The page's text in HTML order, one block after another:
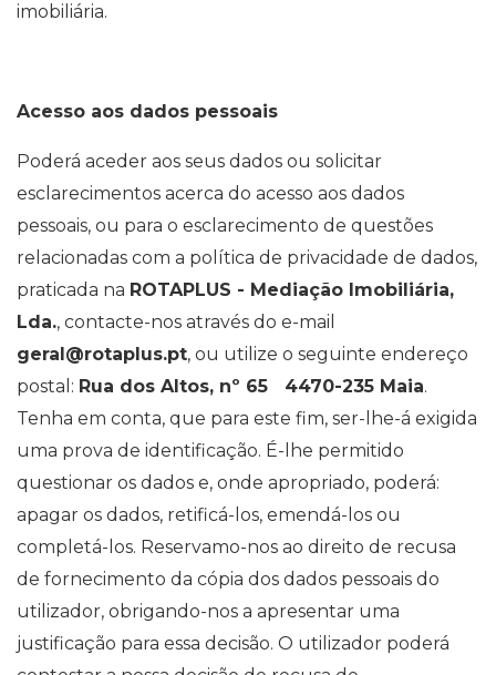
imobiliária.
Acesso aos dados pessoais
Poderá aceder aos seus dados ou solicitar
esclarecimentos acerca do acesso aos dados
pessoais, ou para o esclarecimento de questões
relacionadas com a política de privacidade de dados,
praticada na ROTAPLUS - Mediação Imobiliária,
Lda., contacte-nos através do e-mail
geral@rotaplus.pt, ou utilize o seguinte endereço
postal: Rua dos Altos, nº 65 4470-235 Maia.
Tenha em conta, que para este fim, ser-lhe-á exigida
uma prova de identificação. É-lhe permitido
questionar os dados e, onde apropriado, poderá:
apagar os dados, retificá-los, emendá-los ou
completá-los. Reservamo-nos ao direito de recusa
de fornecimento da cópia dos dados pessoais do
utilizador, obrigando-nos a apresentar uma
justificação para essa decisão. O utilizador poderá